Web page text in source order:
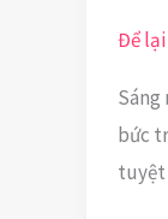
Để
Sáng
bức